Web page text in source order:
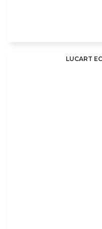
LUCART